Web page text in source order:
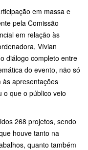
em massa e
pela Comissão
em relação às
Vívian
diálogo completo entre
do evento, não só
às apresentações
o que o público veio
268 projetos, sendo
houve tanto na
quanto também